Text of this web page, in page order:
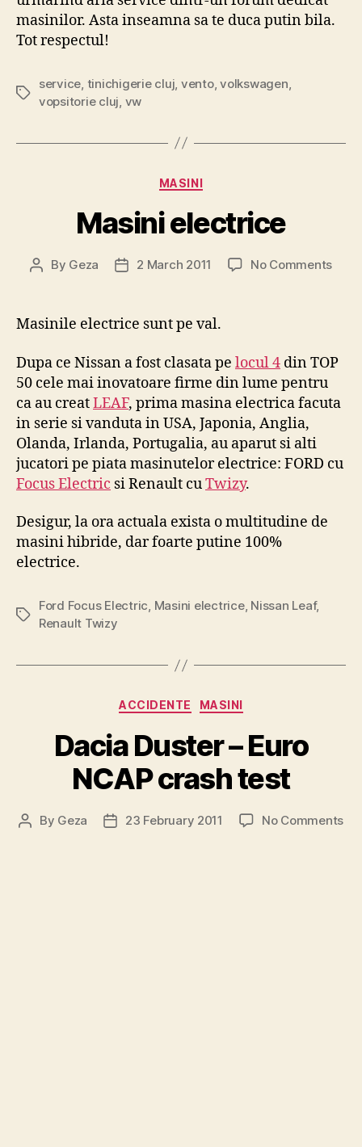
masinilor. Asta inseamna sa te duca putin bila.
Tot respectul!
Tags
service tinichigerie cluj vento,volkswagen
vopsitorie cluj vw
Categories
MASINI
Masini electrice
Post
By Geza
Post2 March 2011 No Commentson
Masinile electrice sunt pe val.
Dupa ce Nissan a fost clasata pe locul 4 din TOP
50 cele mai inovatoare firme din lume pentru
ca au creatLEAF, prima masina electrica facuta
in serie si vanduta in USA, Japonia, Anglia,
Olanda, Irlanda, Portugalia, au aparut si alti
jucatori pe piata masinutelor electrice: FORD cu
Focus Electric si Renault cuTwizy.
Desigur, la ora actuala exista o multitudine de
masini hibride, dar foarte putine 100%
electrice.
Tags
Ford Focus Electric, Masini electrice, Nissan Leaf,
Renault Twizy
Categories
ACCIDENTE MASINI
Dacia Duster – Euro
NCAP crash test
Post
By Geza
Post23 February 2011 No Commentson